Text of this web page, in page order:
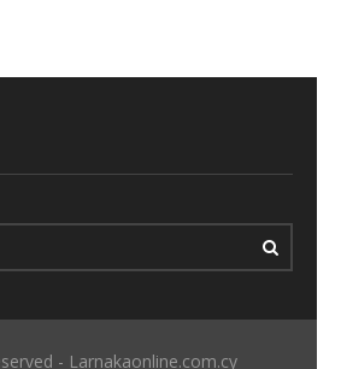
- Larnakaonline.com.cy